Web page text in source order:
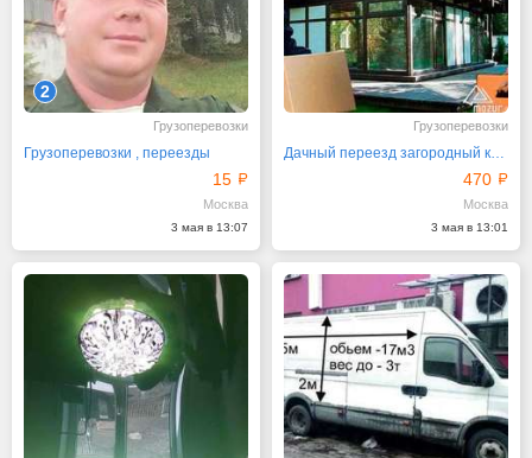
2
Грузоперевозки
Грузоперевозки , переезды
15
Москва
3 мая в 13:07
Грузоперевозки
Дачный переезд загородный квартирный грузчики офис
470
Москва
3 мая в 13:01